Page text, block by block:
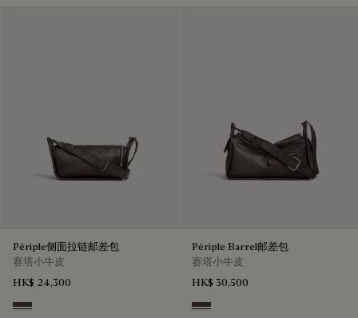
Périple侧面拉链邮差包
赛塔小牛皮
HK$ 24,300
Grey
Périple Barrel邮差包
赛塔小牛皮
HK$ 30,500
Grey